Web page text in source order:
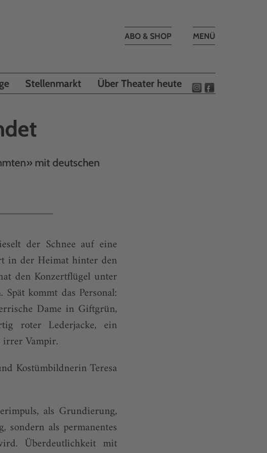
Toggle
MENÜ
ABO & SHOP
Stellenmarkt Über Theater heute
mit deutschen
der Schnee auf eine
in der Heimat hinter den
den Konzertflügel unter
kommt das Personal:
Dame in Giftgrün,
roter Lederjacke, ein
Vampir.
Kostümbildnerin Teresa
als Grundierung,
sondern als permanentes
Überdeutlichkeit mit